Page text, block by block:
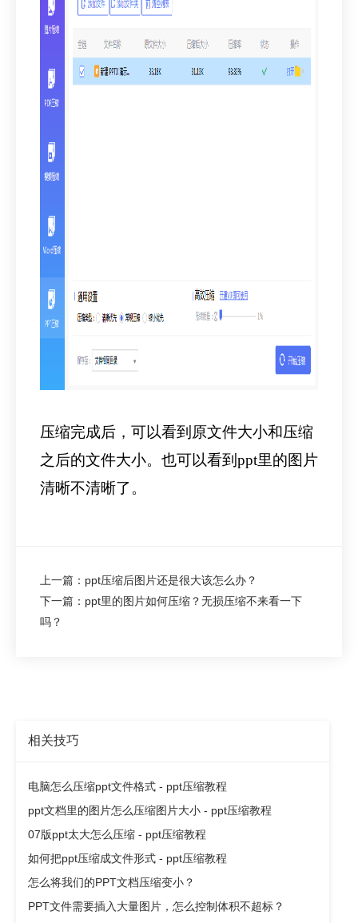
压缩完成后，可以看到原文件大小和压缩
之后的文件大小。也可以看到ppt里的图片
清晰不清晰了。
上一篇：ppt压缩后图片还是很大该怎么办？
下一篇：ppt里的图片如何压缩？无损压缩不来看一下
吗？
相关技巧
电脑怎么压缩ppt文件格式 - ppt压缩教程
ppt文档里的图片怎么压缩图片大小 - ppt压缩教程
07版ppt太大怎么压缩 - ppt压缩教程
如何把ppt压缩成文件形式 - ppt压缩教程
怎么将我们的PPT文档压缩变小？
PPT文件需要插入大量图片，怎么控制体积不超标？